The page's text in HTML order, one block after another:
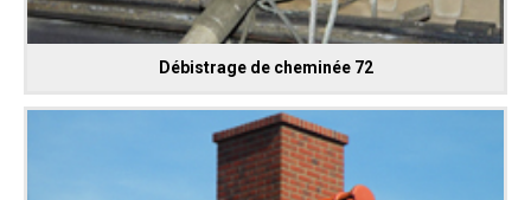
Débistrage de cheminée 72